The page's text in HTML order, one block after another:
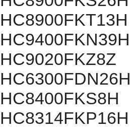
HC8900FKT13H
HC9400FKN39H
HC9020FKZ8Z
HC6300FDN26H
HC8400FKS8H
HC8314FKP16H